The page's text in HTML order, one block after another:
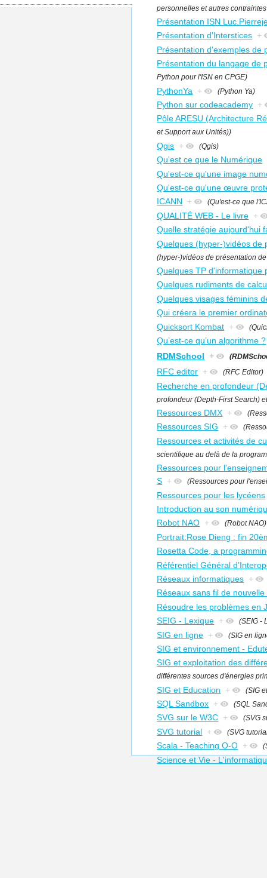
personnelles et autres
Présentation ISN
Présentation d'Interstices +
Présentation d'exemples de
Présentation du langage de
Python pour l'ISN en CPGE)
PythonYa + (Python Ya)
Python sur codeacademy +
Pôle ARESU (Architecture
et Support aux Unités))
Qgis + (Qgis)
Qu'est ce que le Numérique
Qu'est-ce qu'une image
Qu'est-ce qu'une œuvre
ICANN
+ (Qu'est-ce que
QUALITÉ WEB - Le livre +
Quelle stratégie aujourd'hui
Quelques (hyper-)vidéos de
(hyper-)vidéos de présentation
Quelques TP d'informatique
Quelques rudiments de
Quelques visages féminins
Qui créera le premier
Quicksort Kombat +
Qu’est-ce qu’un algorithme ?
RDMSchool
+
RFC editor + (RFC Editor)
Recherche en profondeur
profondeur (Depth-First Search)
Ressources DMX +
Ressources SIG +
Ressources et activités de
scientifique au delà de la
Ressources pour
S + (Ressources pour
Ressources pour les lycéens
Introduction au son
Robot NAO + (Robot NAO)
Portrait:Rose Dieng : fin
Rosetta Code, a
Référentiel Général
Réseaux informatiques +
Réseaux sans fil de
Résoudre les problèmes en
SEIG - Lexique + (SEIG -
SIG en ligne + (SIG en
SIG et environnement -
SIG et exploitation des
différentes sources d'énergies
SIG et Education + (SIG
SQL Sandbox + (SQL
SVG sur le W3C + (SVG
SVG tutorial + (SVG
Scala - Teaching O-O +
Science et Vie -